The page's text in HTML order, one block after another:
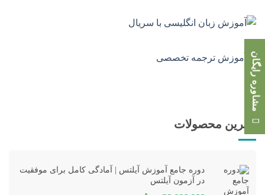
بهترین محصولات
دوره جامع آموزش آیلتس | آمادگی کامل برای موفقیت
در آزمون آیلتس
مشاوره رایگان